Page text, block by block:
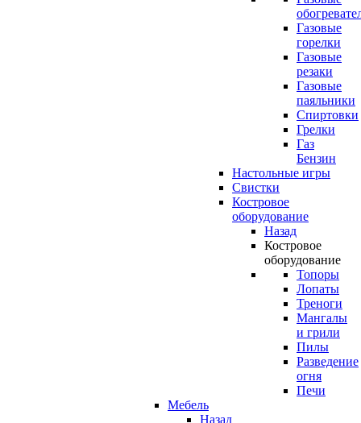
Газовые
горелки
Газовые
резаки
Газовые
паяльники
Спиртовки
Грелки
Газ
Бензин
Настольные игры
Свистки
Костровое
оборудование
Назад
Костровое
оборудование
Топоры
Лопаты
Треноги
Мангалы
и грили
Пилы
Разведение
огня
Печи
Мебель
Назад